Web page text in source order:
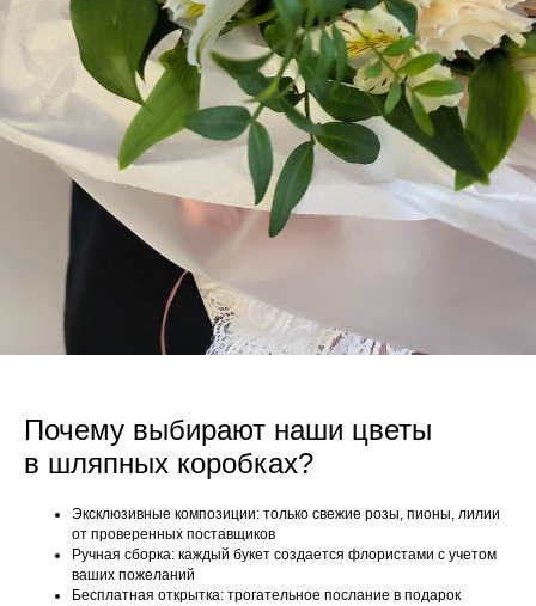
Почему выбирают наши цветы
в шляпных коробках?
Эксклюзивные композиции: только свежие розы, пионы, лилии
от проверенных поставщиков
Ручная сборка: каждый букет создается флористами с учетом
ваших пожеланий
Бесплатная открытка: трогательное послание в подарок